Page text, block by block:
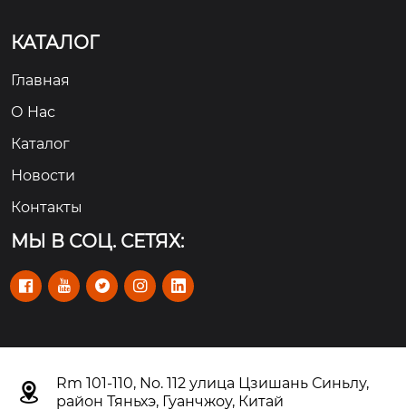
КАТАЛОГ
Главная
О Hас
Каталог
Новости
Контакты
МЫ В СОЦ. СЕТЯХ:
    

Rm 101-110, No. 112 улица Цзишань Синьлу,
район Тяньхэ, Гуанчжоу, Китай